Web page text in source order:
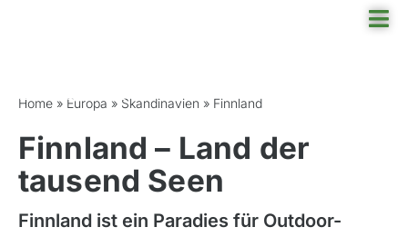
Reisefinder
Reiseziel
Angebote
Rund ums Reisen
Finnland
Home» Europa » Skandinavien » Finnland
Finnland – Land der
tausend Seen
Finnland ist ein Paradies für Outdoor-